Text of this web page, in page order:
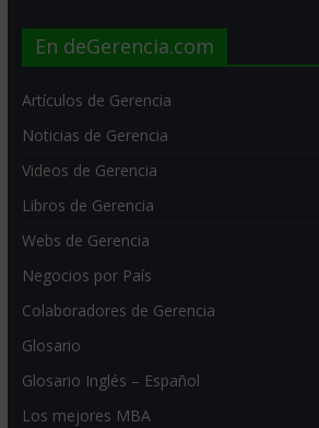
En deGerencia.com
Artículos de Gerencia
Noticias de Gerencia
Videos de Gerencia
Libros de Gerencia
Webs de Gerencia
Negocios por País
Colaboradores de Gerencia
Glosario
Glosario Inglés – Español
Los mejores MBA